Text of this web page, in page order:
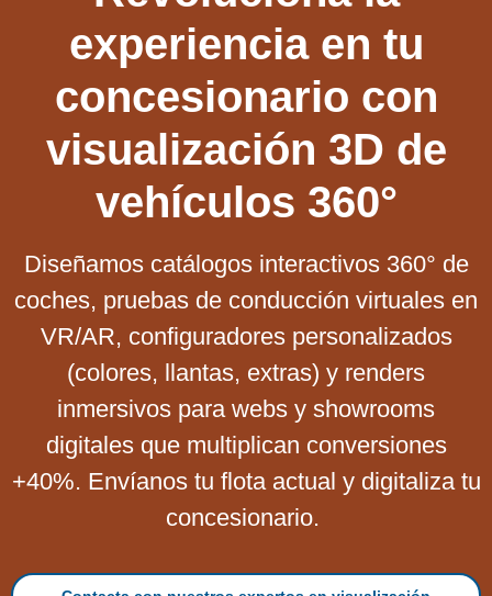
experiencia en tu
concesionario con
visualización 3D de
vehículos 360°
Diseñamos catálogos interactivos 360° de
coches, pruebas de conducción virtuales en
VR/AR, configuradores personalizados
(colores, llantas, extras) y renders
inmersivos para webs y showrooms
digitales que multiplican conversiones
+40%. Envíanos tu flota actual y digitaliza tu
concesionario.